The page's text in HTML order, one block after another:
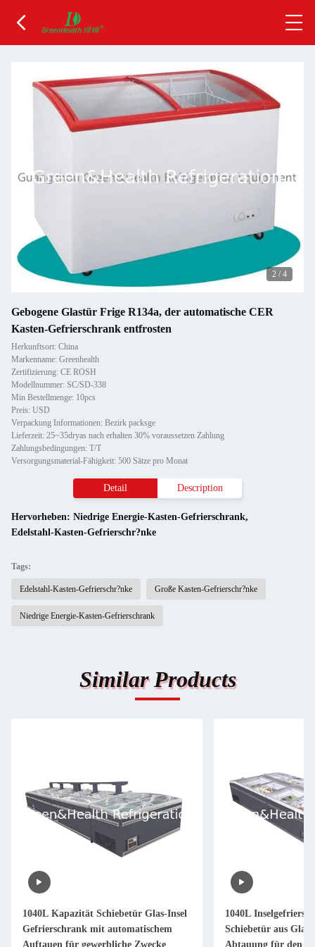
2 / 4
Gebogene Glastür Frige R134a, der automatische CER
Kasten-Gefrierschrank entfrosten
Herkunftsort: China
Markenname: Greenhealth
Zertifizierung: CE ROSH
Modellnummer: SC/SD-338
Min Bestellmenge: 10pcs
Preis: USD
Verpackung Informationen: Bezirk packsge
Lieferzeit: 25~35dryas nach erhalten 30% voraussetzen Zahlung
Zahlungsbedingungen: T/T
Versorgungsmaterial-Fähigkeit: 500 Sätze pro Monat
Detail Description
Hervorheben: Niedrige Energie-Kasten-Gefrierschrank,
Edelstahl-Kasten-Gefrierschr?nke
Tags:
Edelstahl-Kasten-Gefrierschr?nke Große Kasten-Gefrierschr?nke
Niedrige Energie-Kasten-Gefrierschrank
Similar Products
1040L Kapazität Schiebetür Glas-Insel
Gefrierschrank mit automatischem
Auftauen für gewerbliche Zwecke
1040L
Schiebetür aus Glas
Abtauung für den